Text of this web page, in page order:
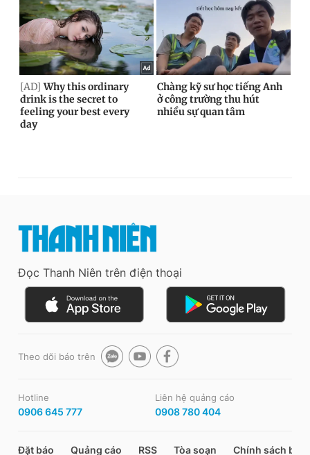
Đọc Thanh Niên trên điện thoại
Theo dõi báo trên
Hotline
0906 645 777
Liên hệ quảng cáo
0908 780 404
Đặt báo Quảng cáo RSS Tòa soạn Chính sách bảo